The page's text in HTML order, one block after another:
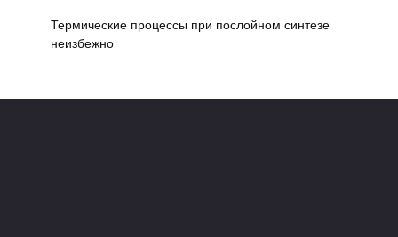
Термические процессы при послойном синтезе
неизбежно